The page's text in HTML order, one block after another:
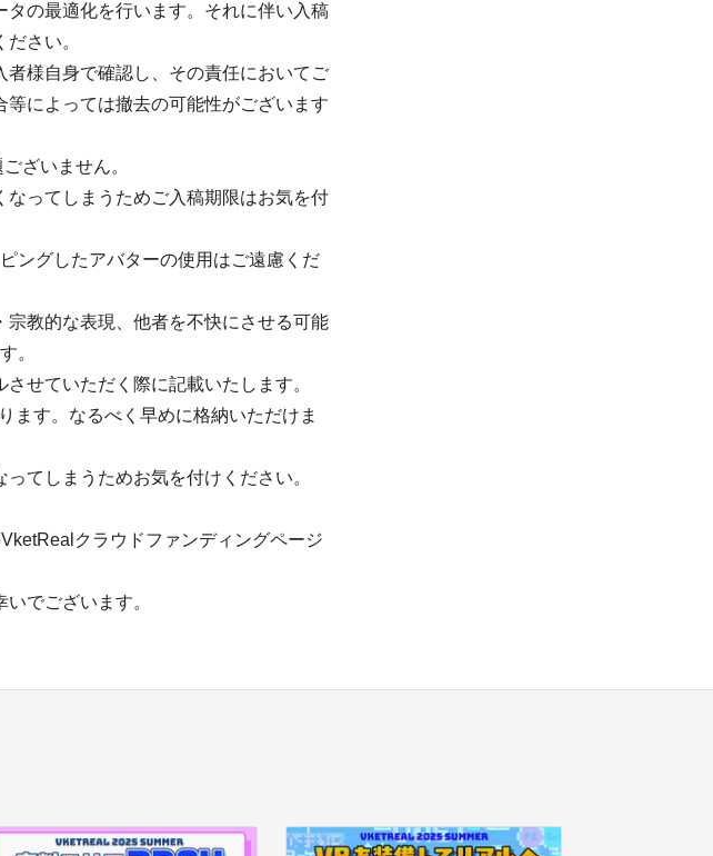
の最適化を行います。それに伴い入稿
さい。
様自身で確認し、その責任においてご
によっては撤去の可能性がございます
ざいません。
ってしまうためご入稿期限はお気を付
ングしたアバターの使用はご遠慮くだ
教的な表現、他者を不快にさせる可能
。
せていただく際に記載いたします。
ます。なるべく早めに格納いただけま
てしまうためお気を付けください。
クラウドファンディングページ
でございます。